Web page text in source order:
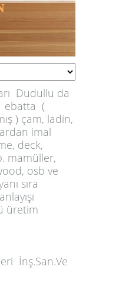
Dudullu da
(
) çam, ladin,
imal
deck,
mamüller,
osb ve
sıra
üretim
İnş.San.Ve